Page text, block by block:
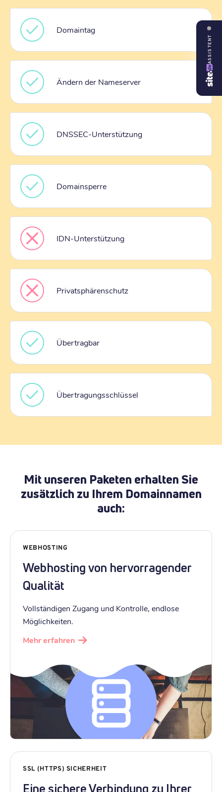
Domaintag
Ändern der Nameserver
DNSSEC-Unterstützung
Domainsperre
IDN-Unterstützung
Privatsphärenschutz
Übertragbar
Übertragungsschlüssel
Mit unseren Paketen erhalten Sie
zusätzlich zu Ihrem Domainnamen
auch:
WEBHOSTING
Webhosting von hervorragender
Qualität
Vollständigen Zugang und Kontrolle, endlose
Möglichkeiten.
Mehr erfahren
SSL (HTTPS) SICHERHEIT
Eine sichere Verbindung zu Ihrer
ASSISTENT